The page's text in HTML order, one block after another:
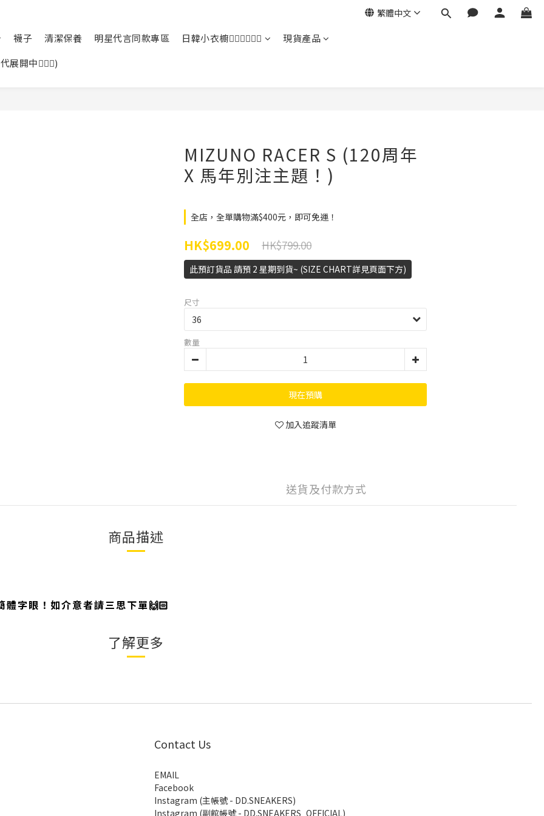
繁體中文
襪子 清潔保養 明星代言同款專區 日韓小衣櫥🙆🏻‍♀️🙆🏻‍♂️
現貨產品
展開中🙆🏻‍♀️)
MIZUNO RACER S (120周年
X 馬年別注主題！)
全店，全單購物滿$400元，即可免運！
HK$699.00 HK$799.00
此預訂貨品 請預 2 星期到貨~ (SIZE CHART詳見頁面下方)
尺寸
數量
現在預購
加入追蹤清單
送貨及付款方式
商品描述
字眼！如介意者請三思下單🙌🏻
了解更多
Contact Us
EMAIL
Facebook
Instagram (主帳號 - DD.SNEAKERS)
Instagram (副館帳號 - DD.SNEAKERS_OFFICIAL)